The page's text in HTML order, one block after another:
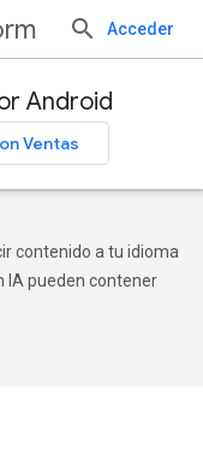
Acceder
Android
Ventas
contenido a tu idioma
IA pueden contener